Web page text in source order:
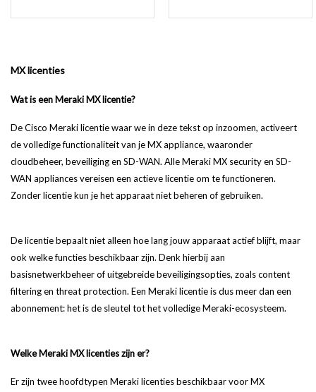
MX licenties
Wat is een Meraki MX licentie?
De Cisco Meraki licentie waar we in deze tekst op inzoomen, activeert
de volledige functionaliteit van je MX appliance, waaronder
cloudbeheer, beveiliging en SD-WAN. Alle Meraki MX security en SD-
WAN appliances vereisen een actieve licentie om te functioneren.
Zonder licentie kun je het apparaat niet beheren of gebruiken.
De licentie bepaalt niet alleen hoe lang jouw apparaat actief blijft, maar
ook welke functies beschikbaar zijn. Denk hierbij aan
basisnetwerkbeheer of uitgebreide beveiligingsopties, zoals content
filtering en threat protection. Een Meraki licentie is dus meer dan een
abonnement: het is de sleutel tot het volledige Meraki-ecosysteem.
Welke Meraki MX licenties zijn er?
Er zijn twee hoofdtypen Meraki licenties beschikbaar voor MX